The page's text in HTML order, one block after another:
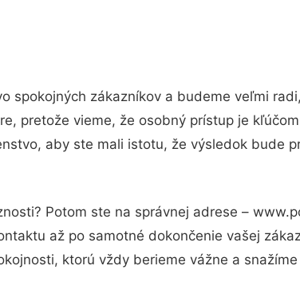
spokojných zákazníkov a budeme veľmi
pretože vieme, že osobný prístup je
aby ste mali istotu, že výsledok bude
Potom ste na správnej adrese –
až po samotné dokončenie vašej
ktorú vždy berieme vážne a